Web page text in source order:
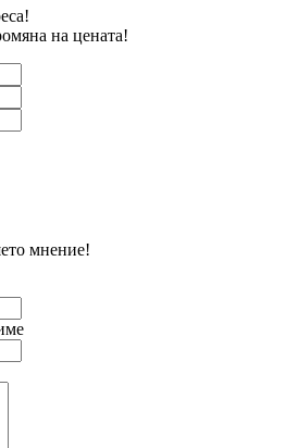
на цената!
мнение!